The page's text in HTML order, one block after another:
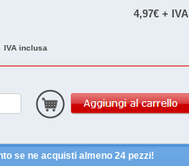
4,97€ + IVA
IVA inclusa
se ne acquisti almeno 24 pezzi!